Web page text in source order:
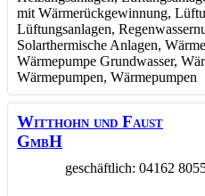
mit Wärmerückgewinnung,
Lüftungsanlagen,
Solarthermische Anlagen,
Wärmepumpe Grundwasser,
Wärmepumpen, Wärmepumpen
Witthohn und Faust
GmbH
geschäftlich: 04162